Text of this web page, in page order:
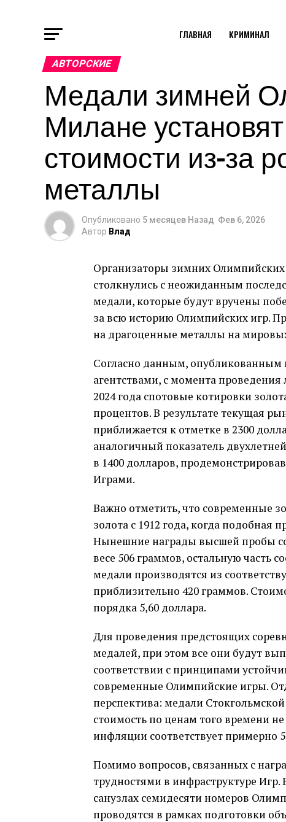
ГЛАВНАЯ КРИМИНАЛ
АВТОРСКИЕ
Медали зимней
Милане
стоимости из-за
металлы
Опубликовано 5 месяцев Назад Фев 6, 2026
Автор Влад
Организаторы зимних
столкнулись с неожиданным
медали, которые будут вручены
за всю историю Олимпийских игр.
на драгоценные металлы на
Согласно данным,
агентствами, с момента
2024 года спотовые котировки
процентов. В результате текущая
приближается к отметке в 2300
аналогичный показатель
в 1400 долларов,
Играми.
Важно отметить, что современные
золота с 1912 года, когда подобная
Нынешние награды высшей пробы
весе 506 граммов, остальную часть
медали производятся из
приблизительно 420 граммов.
порядка 5,60 доллара.
Для проведения предстоящих
медалей, при этом все они будут
соответствии с принципами
современные Олимпийские игры.
перспектива: медали
стоимость по ценам того времени
инфляции соответствует примерно
Помимо вопросов, связанных с
трудностями в инфраструктуре
санузлах семидесяти номеров
проводятся в рамках подготовки